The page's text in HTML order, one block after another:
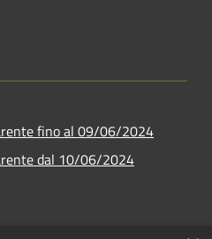
fino al 09/06/2024
dal 10/06/2024